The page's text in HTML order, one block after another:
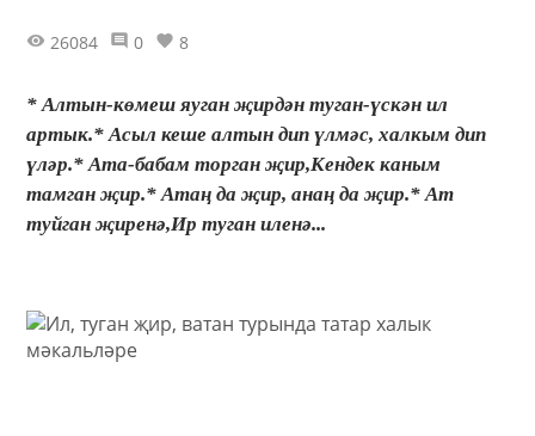
26084 0 8
* Алтын-көмеш яуган җирдән туган-үскән ил
артык.* Асыл кеше алтын дип үлмәс, халкым дип
үләр.* Ата-бабам торган җир,Кендек каным
тамган җир.* Атаң да җир, анаң да җир.* Ат
туйган җиренә,Ир туган иленә...